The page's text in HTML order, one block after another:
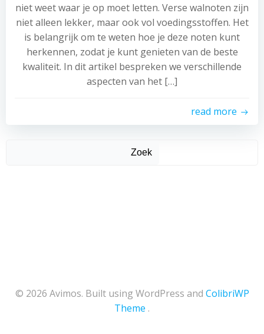
niet weet waar je op moet letten. Verse walnoten zijn
niet alleen lekker, maar ook vol voedingsstoffen. Het
is belangrijk om te weten hoe je deze noten kunt
herkennen, zodat je kunt genieten van de beste
kwaliteit. In dit artikel bespreken we verschillende
aspecten van het […]
read more
Zoek
© 2026 Avimos. Built using WordPress and ColibriWP
Theme .